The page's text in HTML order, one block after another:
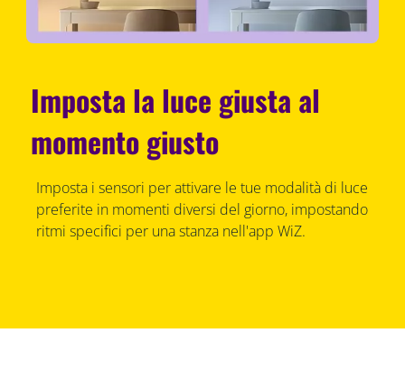
Imposta la luce giusta al
momento giusto
Imposta i sensori per attivare le tue modalità di luce
preferite in momenti diversi del giorno, impostando
ritmi specifici per una stanza nell'app WiZ.